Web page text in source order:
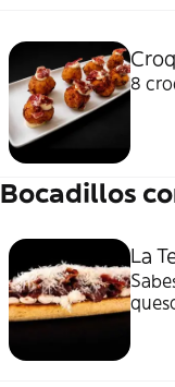
8
Bocadillos
La